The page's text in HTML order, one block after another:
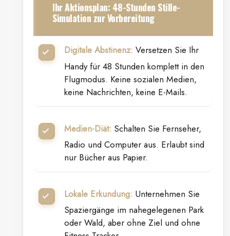
Ihr Aktionsplan: 48-Stunden Stille-
Simulation zur Vorbereitung
Digitale Abstinenz: Versetzen Sie Ihr
Handy für 48 Stunden komplett in den
Flugmodus. Keine sozialen Medien,
keine Nachrichten, keine E-Mails.
Medien-Diät: Schalten Sie Fernseher,
Radio und Computer aus. Erlaubt sind
nur Bücher aus Papier.
Lokale Erkundung: Unternehmen Sie
Spaziergänge im nahegelegenen Park
oder Wald, aber ohne Ziel und ohne